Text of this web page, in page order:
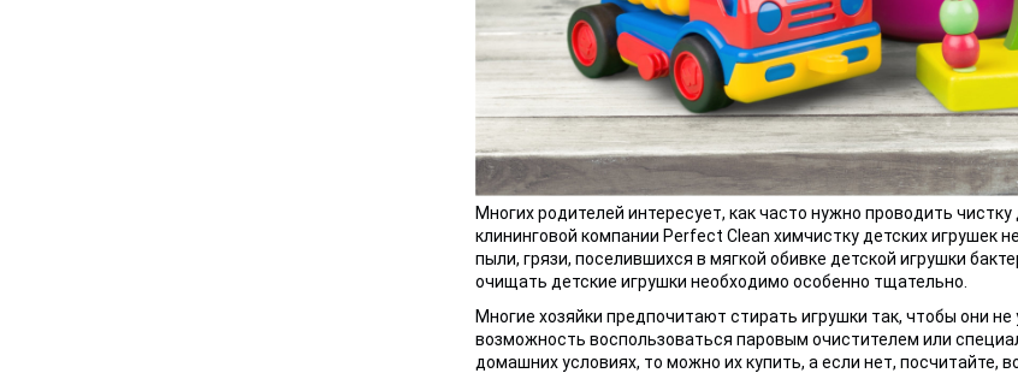
Многих родителей интересует, как часто нужно проводить
клининговой компании Perfect Clean химчистку детских игрушек
пыли, грязи, поселившихся в мягкой обивке детской игрушки
очищать детские игрушки необходимо особенно тщательно.
Многие хозяйки предпочитают стирать игрушки так, чтобы они
возможность воспользоваться паровым очистителем или
домашних условиях, то можно их купить, а если нет,